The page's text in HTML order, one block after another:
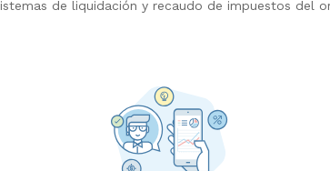
de liquidación y recaudo de impuestos del